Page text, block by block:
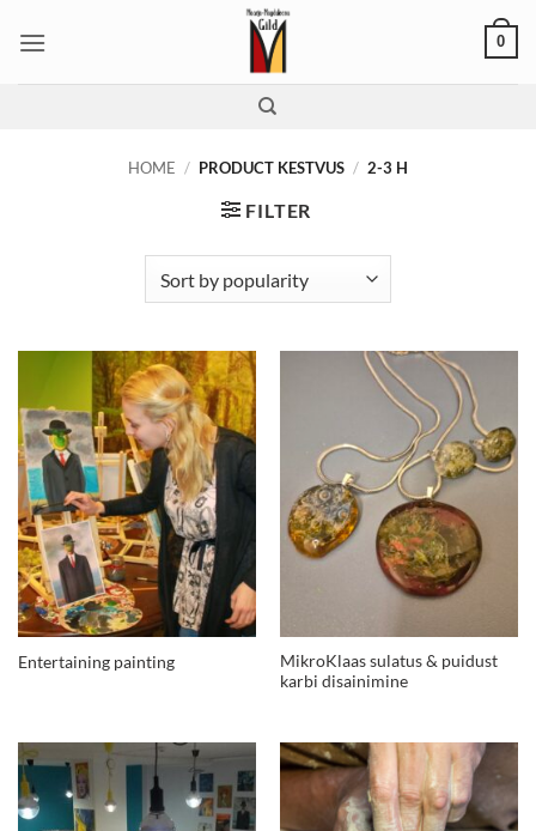
0
HOME / PRODUCT KESTVUS / 2-3 H
FILTER
Entertaining painting
MikroKlaas sulatus & puidust
karbi disainimine